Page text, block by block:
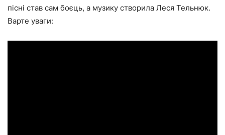
пісні став сам боєць, а музику створила Леся Тельнюк.
Варте уваги: